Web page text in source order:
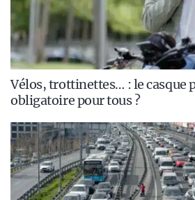
Vélos, trottinettes… : le
obligatoire pour tous ?